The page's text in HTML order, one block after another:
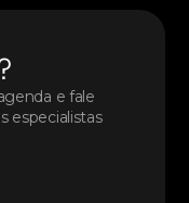
e fale
especialistas